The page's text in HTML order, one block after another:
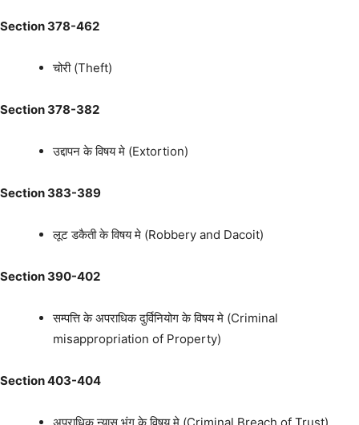
Section 378-462
चोरी (Theft)
Section 378-382
उद्दापन के विषय मे (Extortion)
Section 383-389
लूट डकैती के विषय मे (Robbery and Dacoit)
Section 390-402
सम्पत्ति के अपराधिक दुर्विनियोग के विषय मे (Criminal
misappropriation of Property)
Section 403-404